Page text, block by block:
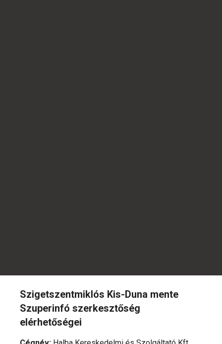
Szigetszentmiklós Kis-Duna mente
Szuperinfó szerkesztőség
elérhetőségei